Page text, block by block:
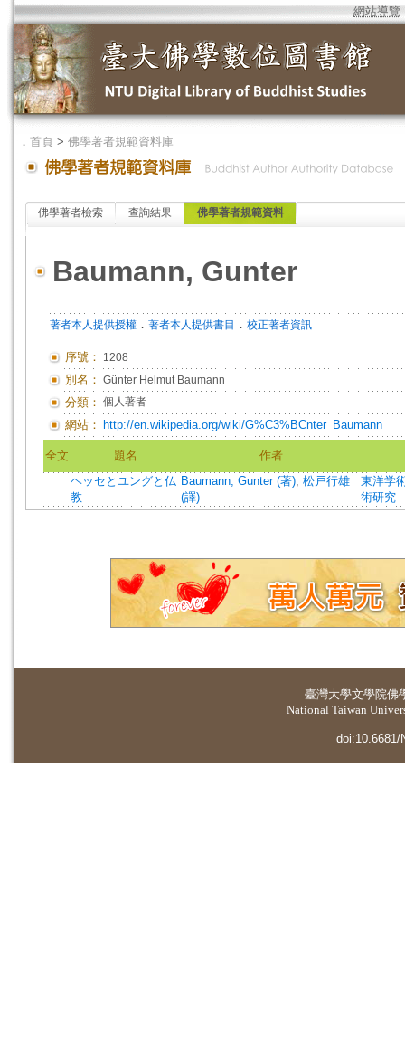
網站導覽
． 首頁 > 佛學著者規範資料庫
佛學著者檢索 查詢結果 佛學著者規範資料
Baumann, Gunter
著者本人提供授權 ． 著者本人提供書目 ． 校正著者資訊
序號： 1208
別名： Günter Helmut Baumann
分類： 個人著者
網站： http://en.wikipedia.org/wiki/G%C3%BCnter_Baumann
全文 題名
作者
ヘッセとユングと仏
教
Baumann, Gunter (著); 松戸行雄
(譯)
東洋学
術研究
臺灣大學文學院佛
National Taiwan
doi:10.6681/